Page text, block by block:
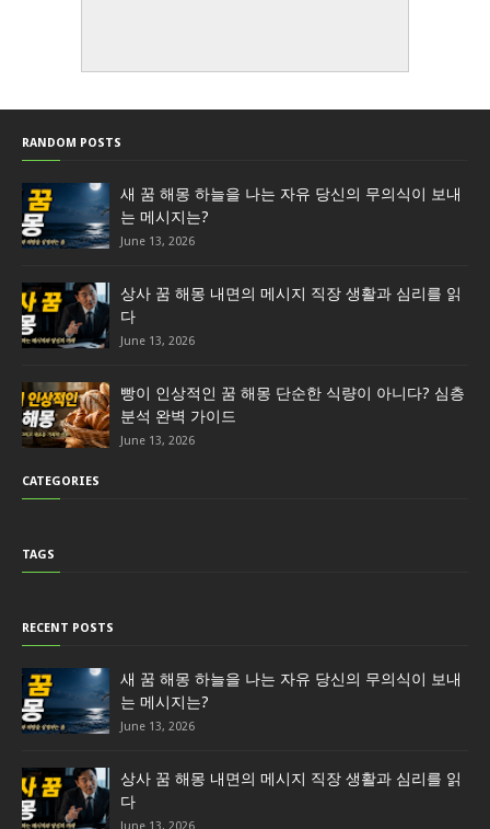
RANDOM POSTS
새 꿈 해몽 하늘을 나는 자유 당신의 무의식이 보내
는 메시지는?
June 13, 2026
상사 꿈 해몽 내면의 메시지 직장 생활과 심리를 읽
다
June 13, 2026
빵이 인상적인 꿈 해몽 단순한 식량이 아니다? 심층
분석 완벽 가이드
June 13, 2026
CATEGORIES
TAGS
RECENT POSTS
새 꿈 해몽 하늘을 나는 자유 당신의 무의식이 보내
는 메시지는?
June 13, 2026
상사 꿈 해몽 내면의 메시지 직장 생활과 심리를 읽
다